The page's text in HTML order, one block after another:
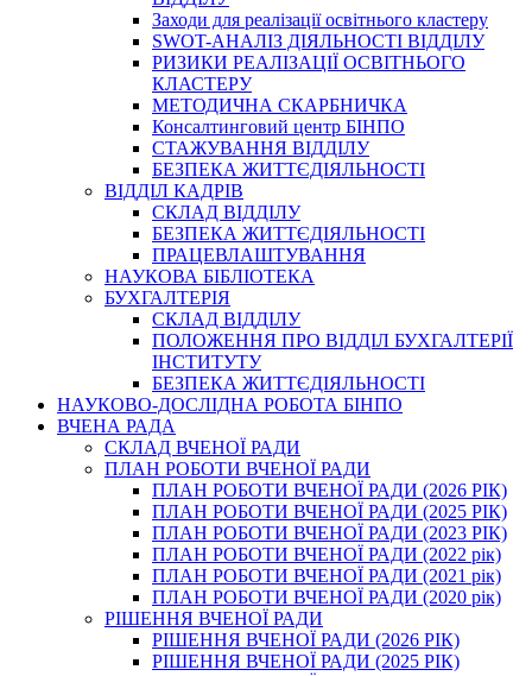
Заходи для реалізації освітнього кластеру
SWOT-АНАЛІЗ ДІЯЛЬНОСТІ ВІДДІЛУ
РИЗИКИ РЕАЛІЗАЦІЇ ОСВІТНЬОГО
КЛАСТЕРУ
МЕТОДИЧНА СКАРБНИЧКА
Консалтинговий центр БІНПО
СТАЖУВАННЯ ВІДДІЛУ
БЕЗПЕКА ЖИТТЄДІЯЛЬНОСТІ
ВІДДІЛ КАДРІВ
СКЛАД ВІДДІЛУ
БЕЗПЕКА ЖИТТЄДІЯЛЬНОСТІ
ПРАЦЕВЛАШТУВАННЯ
НАУКОВА БІБЛІОТЕКА
БУХГАЛТЕРІЯ
СКЛАД ВІДДІЛУ
ПОЛОЖЕННЯ ПРО ВІДДІЛ БУХГАЛТЕРІЇ
ІНСТИТУТУ
БЕЗПЕКА ЖИТТЄДІЯЛЬНОСТІ
НАУКОВО-ДОСЛІДНА РОБОТА БІНПО
ВЧЕНА РАДА
СКЛАД ВЧЕНОЇ РАДИ
ПЛАН РОБОТИ ВЧЕНОЇ РАДИ
ПЛАН РОБОТИ ВЧЕНОЇ РАДИ (2026 РІК)
ПЛАН РОБОТИ ВЧЕНОЇ РАДИ (2025 РІК)
ПЛАН РОБОТИ ВЧЕНОЇ РАДИ (2023 РІК)
ПЛАН РОБОТИ ВЧЕНОЇ РАДИ (2022 рік)
ПЛАН РОБОТИ ВЧЕНОЇ РАДИ (2021 рік)
ПЛАН РОБОТИ ВЧЕНОЇ РАДИ (2020 рік)
РІШЕННЯ ВЧЕНОЇ РАДИ
РІШЕННЯ ВЧЕНОЇ РАДИ (2026 РІК)
РІШЕННЯ ВЧЕНОЇ РАДИ (2025 РІК)